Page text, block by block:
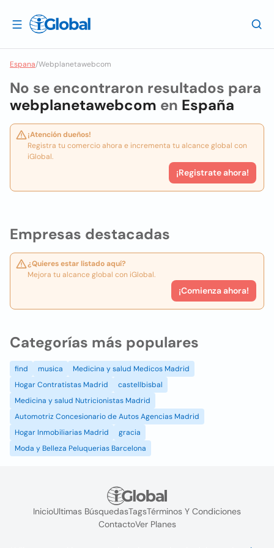
Espana/Webplanetawebcom
Empresas destacadas
¿Quieres estar listado aquí?
Mejora tu alcance global con iGlobal.
¡Comienza ahora!
No se encontraron resultados para
webplanetawebcom en España
¡Atención dueños!
Registra tu comercio ahora e incrementa tu alcance global con
iGlobal.
¡Registrate ahora!
Categorías más populares
find musica
Medicina y salud Medicos Madrid
Hogar Contratistas Madrid
castellbisbal
Medicina y salud Nutricionistas Madrid
Automotriz Concesionario de Autos Agencias Madrid
Hogar Inmobiliarias Madrid
gracia
Moda y Belleza Peluquerias Barcelona
InicioUltimas BúsquedasTagsTérminos Y Condiciones
ContactoVer Planes